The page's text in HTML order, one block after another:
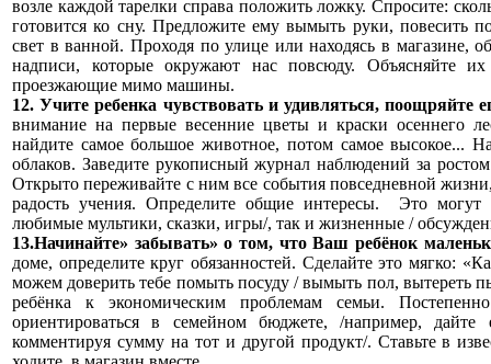
возле каждой тарелки справа положить ложку. Спросите:
готовится ко сну. Предложите ему вымыть руки, повесить
свет в ванной. Проходя по улице или находясь в магазине,
надписи, которые окружают нас повсюду. Объясняйте их
проезжающие мимо машины.
12. Учите ребенка чувствовать и удивляться, поощряйте
внимание на первые весенние цветы и краски осеннего
найдите самое большое животное, потом самое высокое...
облаков. Заведите рукописный журнал наблюдений за
Открыто переживайте с ним все события повседневной
радость учения. Определите общие интересы. Это могут
любимые мультики, сказки, игры/, так и жизненные /
13.Начинайте» забывать» о том, что Ваш ребёнок
доме, определите круг обязанностей. Сделайте это мягко:
можем доверить тебе помыть посуду / вымыть пол, вытереть
ребёнка к экономическим проблемам семьи.
ориентироваться в семейном бюджете, /например,
комментируя сумму на тот и другой продукт/. Ставьте в